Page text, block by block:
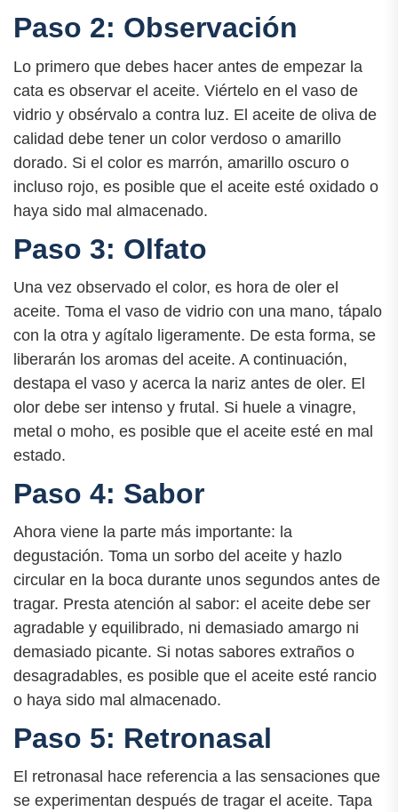
Paso 2: Observación
Lo primero que debes hacer antes de empezar la
cata es observar el aceite. Viértelo en el vaso de
vidrio y obsérvalo a contra luz. El aceite de oliva de
calidad debe tener un color verdoso o amarillo
dorado. Si el color es marrón, amarillo oscuro o
incluso rojo, es posible que el aceite esté oxidado o
haya sido mal almacenado.
Paso 3: Olfato
Una vez observado el color, es hora de oler el
aceite. Toma el vaso de vidrio con una mano, tápalo
con la otra y agítalo ligeramente. De esta forma, se
liberarán los aromas del aceite. A continuación,
destapa el vaso y acerca la nariz antes de oler. El
olor debe ser intenso y frutal. Si huele a vinagre,
metal o moho, es posible que el aceite esté en mal
estado.
Paso 4: Sabor
Ahora viene la parte más importante: la
degustación. Toma un sorbo del aceite y hazlo
circular en la boca durante unos segundos antes de
tragar. Presta atención al sabor: el aceite debe ser
agradable y equilibrado, ni demasiado amargo ni
demasiado picante. Si notas sabores extraños o
desagradables, es posible que el aceite esté rancio
o haya sido mal almacenado.
Paso 5: Retronasal
El retronasal hace referencia a las sensaciones que
se experimentan después de tragar el aceite. Tapa